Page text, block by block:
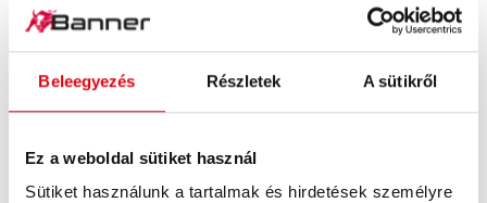
Beleegyezés Részletek A sütikről
Ez a weboldal sütiket használ
Sütiket használunk a tartalmak és hirdetések személyre
Sie wollen einen perfekten Start und satte
Power, damit Ihrem nächsten Abenteuer
nichts im Wege steht? Auf unsere Bike Bull
können Sie sich jederzeit verlassen!
Besonders für Biker bietet dieses
Kraftpaket alles was für den reinen
Fahrspaß nötig ist.